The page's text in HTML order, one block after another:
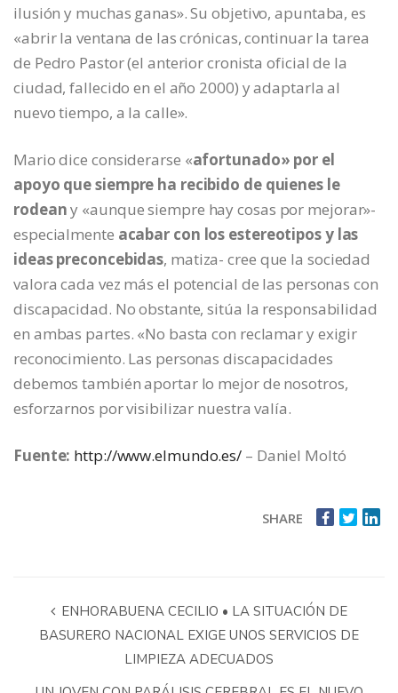
ilusión y muchas ganas». Su objetivo, apuntaba, es
«abrir la ventana de las crónicas, continuar la tarea
de Pedro Pastor (el anterior cronista oficial de la
ciudad, fallecido en el año 2000) y adaptarla al
nuevo tiempo, a la calle».
Mario dice considerarse «afortunado» por el
apoyo que siempre ha recibido de quienes le
rodeany «aunque siempre hay cosas por mejorar»-
especialmente acabar con los estereotipos y las
ideas preconcebidas, matiza- cree que la sociedad
valora cada vez más el potencial de las personas con
discapacidad. No obstante, sitúa la responsabilidad
en ambas partes. «No basta con reclamar y exigir
reconocimiento. Las personas discapacidades
debemos también aportar lo mejor de nosotros,
esforzarnos por visibilizar nuestra valía.
Fuente: http://www.elmundo.es/ – Daniel Moltó
SHARE
ENHORABUENA CECILIO • LA SITUACIÓN DE
BASURERO NACIONAL EXIGE UNOS SERVICIOS DE
LIMPIEZA ADECUADOS